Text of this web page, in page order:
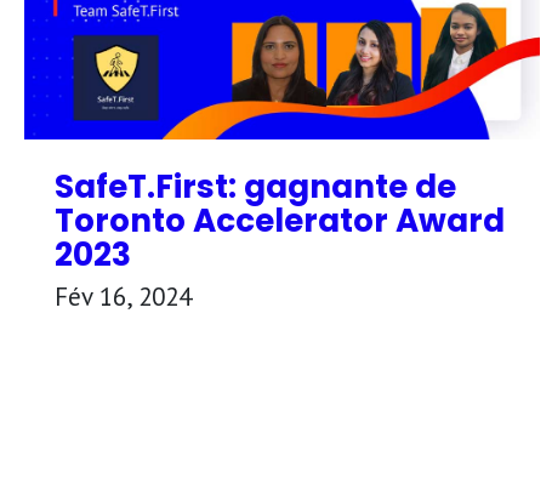
SafeT.First: gagnante de
Toronto Accelerator Award
2023
Fév 16, 2024